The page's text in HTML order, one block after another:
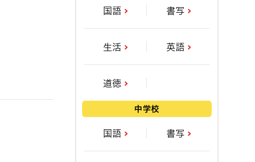
国語 書写
生活 英語
道徳
中学校
国語 書写